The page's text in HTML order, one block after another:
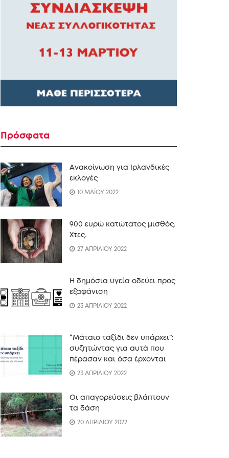
Πρόσφατα
Ανακοίνωση για Ιρλανδικές
εκλογές
10 ΜΑΪΟΥ 2022
900 ευρώ κατώτατος μισθός.
Xτες.
27 ΑΠΡΙΛΙΟΥ 2022
Η δημόσια υγεία οδεύει προς
εξαφάνιση
23 ΑΠΡΙΛΙΟΥ 2022
“Mάταιο ταξίδι δεν υπάρχει”:
συζητώντας για αυτά που
πέρασαν και όσα έρχονται
23 ΑΠΡΙΛΙΟΥ 2022
Οι απαγορεύσεις βλάπτουν
τα δάση
20 ΑΠΡΙΛΙΟΥ 2022